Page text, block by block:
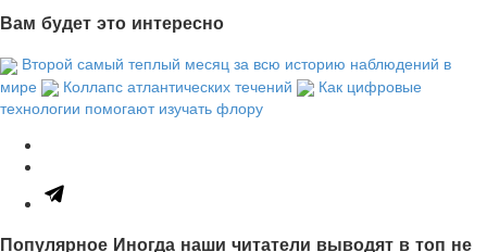
Вам будет это интересно
Второй самый теплый месяц за всю историю наблюдений в
мире
Коллапс атлантических течений
Как цифровые
технологии помогают изучать флору
Популярное Иногда наши читатели выводят в топ не